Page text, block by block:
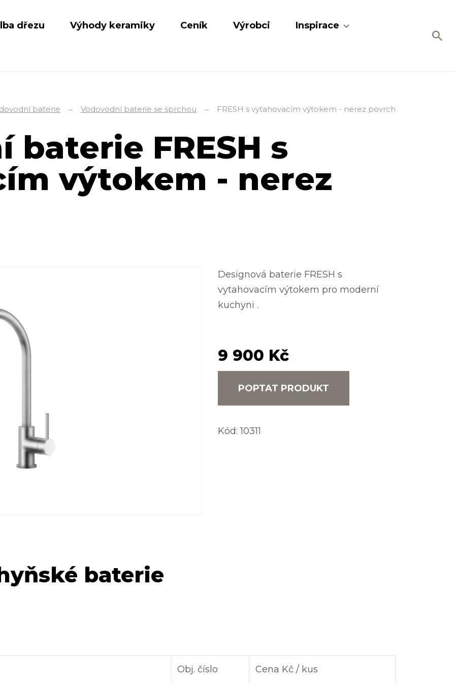
dřezu Výhody keramiky Ceník Výrobci Inspirace
baterie Vodovodní baterie se sprchou FRESH s vytahovacím výtokem - nerez povrch
baterie FRESH s
výtokem - nerez
Designová baterie FRESH s
vytahovacím výtokem pro moderní
kuchyni .
9 900 Kč
POPTAT PRODUKT
Kód:10311
baterie
Obj. číslo Cena Kč / kus